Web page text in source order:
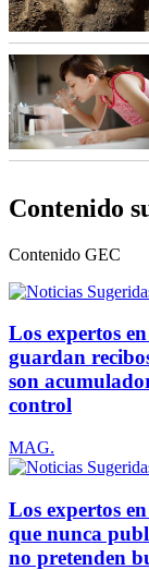
Contenido
Contenido GEC
Los expertos
guardan
son
control
MAG.
Los expertos
que nunca
no pretenden